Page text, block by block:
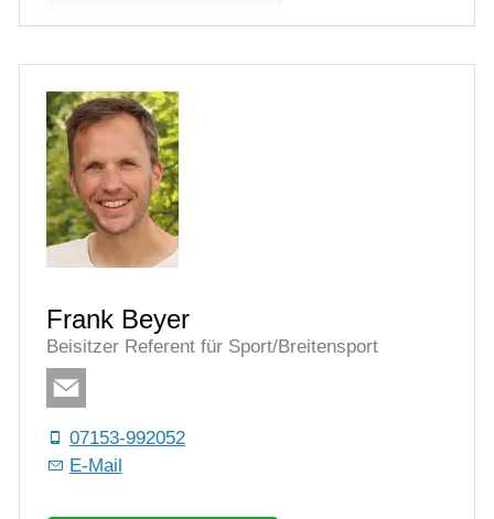
Frank Beyer
Beisitzer Referent für Sport/Breitensport
07153-992052
E-Mail